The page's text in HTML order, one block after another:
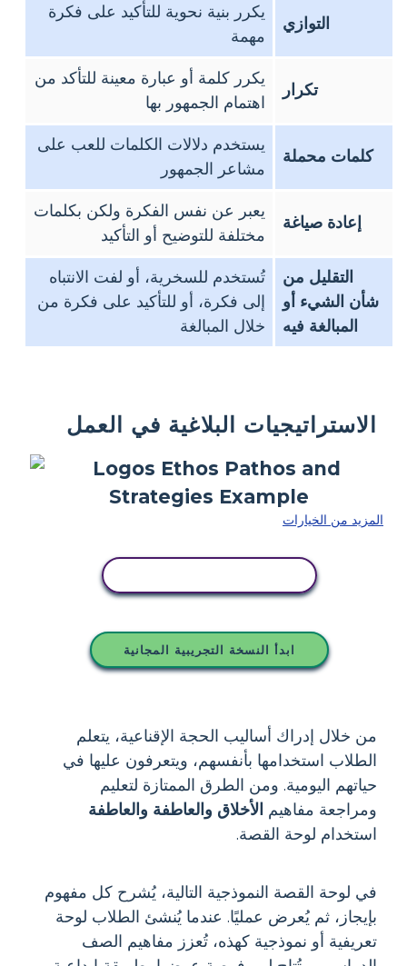
التوازي
يكرر بنية نحوية للتأكيد على فكرة
مهمة
تكرار
يكرر كلمة أو عبارة معينة للتأكد من
اهتمام الجمهور بها
كلمات محملة
يستخدم دلالات الكلمات للعب على
مشاعر الجمهور
إعادة صياغة
يعبر عن نفس الفكرة ولكن بكلمات
مختلفة للتوضيح أو التأكيد
التقليل من
شأن الشيء أو
المبالغة فيه
تُستخدم للسخرية، أو لفت الانتباه
إلى فكرة، أو للتأكيد على فكرة من
خلال المبالغة
الاستراتيجيات البلاغية في العمل
المزيد من الخيارات
ابدأ النسخة التجريبية المجانية
من خلال إدراك أساليب الحجة الإقناعية، يتعلم
الطلاب استخدامها بأنفسهم، ويتعرفون عليها في
حياتهم اليومية. ومن الطرق الممتازة لتعليم
ومراجعة مفاهيم الأخلاق والعاطفة والعاطفة
استخدام لوحة القصة.
في لوحة القصة النموذجية التالية، يُشرح كل مفهوم
بإيجاز، ثم يُعرض عمليًا. عندما يُنشئ الطلاب لوحة
تعريفية أو نموذجية كهذه، تُعزز مفاهيم الصف